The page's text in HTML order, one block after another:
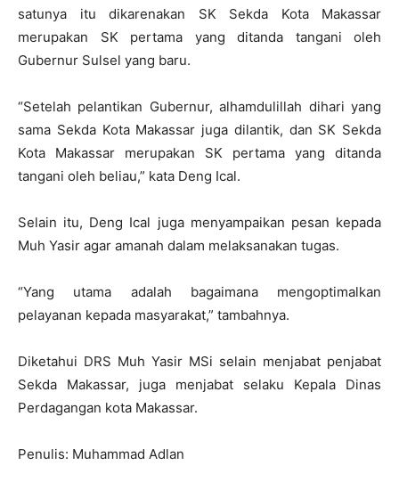
satunya itu dikarenakan SK Sekda Kota Makassar
merupakan SK pertama yang ditanda tangani oleh
Gubernur Sulsel yang baru.
“Setelah pelantikan Gubernur, alhamdulillah dihari yang
sama Sekda Kota Makassar juga dilantik, dan SK Sekda
Kota Makassar merupakan SK pertama yang ditanda
tangani oleh beliau,” kata Deng Ical.
Selain itu, Deng Ical juga menyampaikan pesan kepada
Muh Yasir agar amanah dalam melaksanakan tugas.
“Yang utama adalah bagaimana mengoptimalkan
pelayanan kepada masyarakat,” tambahnya.
Diketahui DRS Muh Yasir MSi selain menjabat penjabat
Sekda Makassar, juga menjabat selaku Kepala Dinas
Perdagangan kota Makassar.
Penulis: Muhammad Adlan